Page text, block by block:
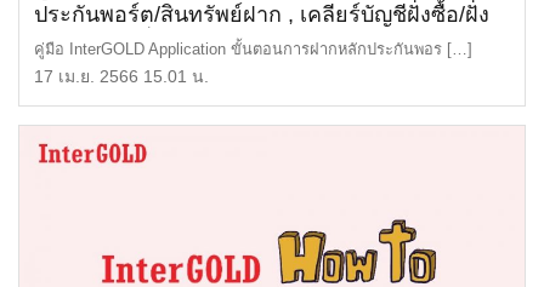
ประกันพอร์ต/สินทรัพย์ฝาก , เคลียร์บัญชีฝั่งซื้อ/ฝั่ง
ขาย , การเพิ่มบัญชีธนาคาร , ถอนหลักประกัน
พอร์ต/สินทรัพย์ฝาก
คู่มือ InterGOLD Application ขั้นตอนการฝากหลักประกันพอร […]
17 เม.ย. 2566 15.01 น.